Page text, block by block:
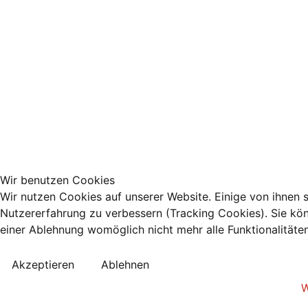
Wir benutzen Cookies
Wir nutzen Cookies auf unserer Website. Einige von
Nutzererfahrung zu verbessern (Tracking Cookies). Sie
einer Ablehnung womöglich nicht mehr alle
Akzeptieren
Ablehnen